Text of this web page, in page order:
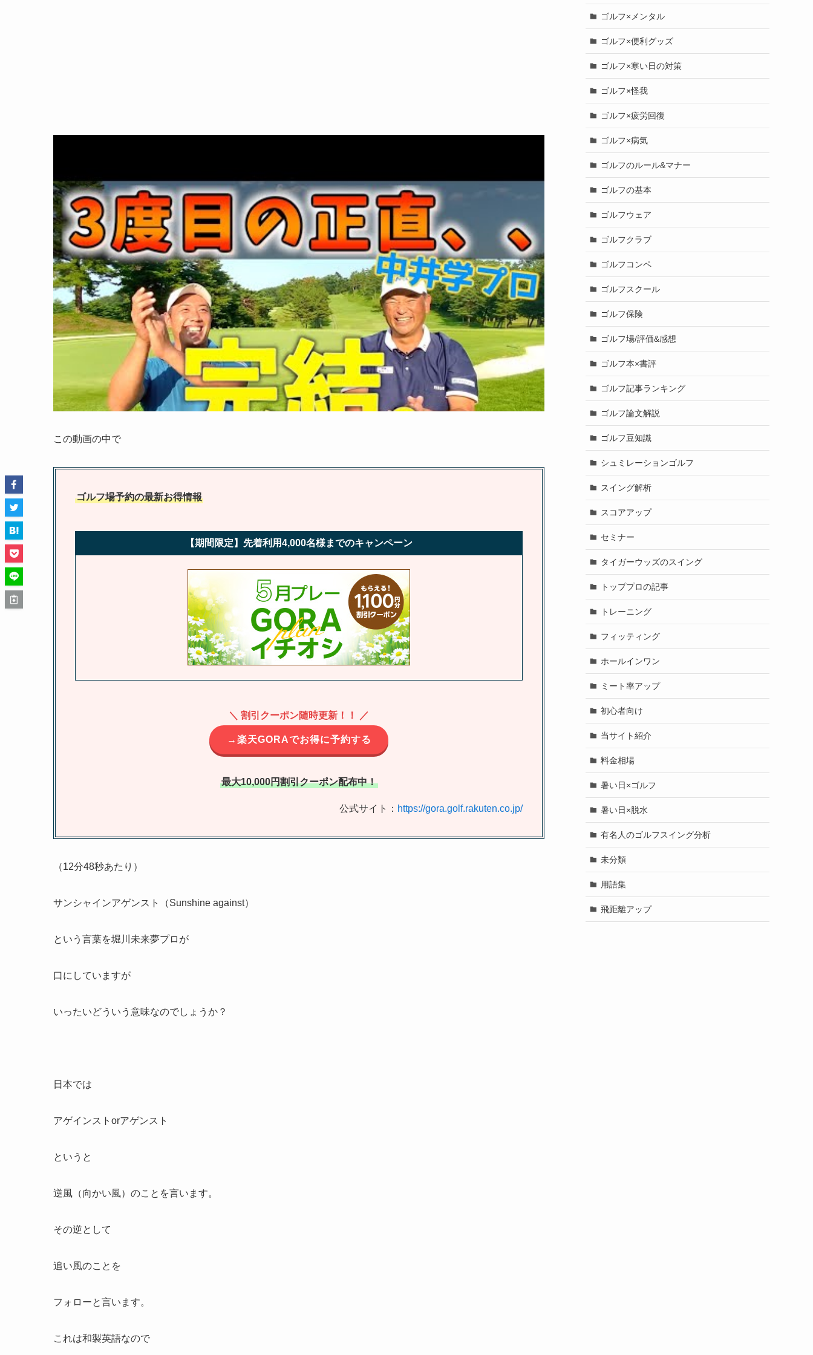
この動画の中で
ゴルフ場予約の最新お得情報
【期間限定】先着利用4,000名様までのキャンペーン
＼ 割引クーポン随時更新！！ ／
→楽天GORAでお得に予約する
最大10,000円割引クーポン配布中！
公式サイト： https://gora.golf.rakuten.co.jp/
（12分48秒あたり）
サンシャインアゲンスト（Sunshine against）
という言葉を堀川未来夢プロが
口にしていますが
いったいどういう意味なのでしょうか？
日本では
アゲインストorアゲンスト
というと
逆風（向かい風）のことを言います。
その逆として
追い風のことを
フォローと言います。
これは和製英語なので
ゴルフ×メンタル
ゴルフ×便利グッズ
ゴルフ×寒い日の対策
ゴルフ×怪我
ゴルフ×疲労回復
ゴルフ×病気
ゴルフのルール&マナー
ゴルフの基本
ゴルフウェア
ゴルフクラブ
ゴルフコンペ
ゴルフスクール
ゴルフ保険
ゴルフ場/評価&感想
ゴルフ本×書評
ゴルフ記事ランキング
ゴルフ論文解説
ゴルフ豆知識
シュミレーションゴルフ
スイング解析
スコアアップ
セミナー
タイガーウッズのスイング
トッププロの記事
トレーニング
フィッティング
ホールインワン
ミート率アップ
初心者向け
当サイト紹介
料金相場
暑い日×ゴルフ
暑い日×脱水
有名人のゴルフスイング分析
未分類
用語集
飛距離アップ